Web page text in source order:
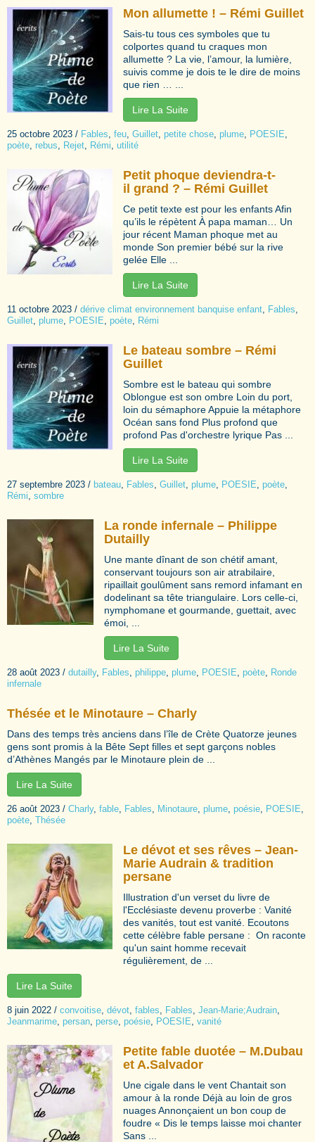
Mon allumette ! – Rémi Guillet
Sais-tu tous ces symboles que tu
colportes quand tu craques mon
allumette ? La vie, l’amour, la lumière,
suivis comme je dois te le dire de moins
que rien … ...
Lire La Suite
25 octobre 2023 / Fables feu Guillet petite chose plume POESIE
poète rebus Rejet Rémi utilité
Petit phoque deviendra-t-
il grand ? – Rémi Guillet
Ce petit texte est pour les enfants Afin
qu’ils le répètent À papa maman… Un
jour récent Maman phoque met au
monde Son premier bébé sur la rive
gelée Elle ...
Lire La Suite
11 octobre 2023 / dérive climat environnement banquise enfant Fables
Guillet plume POESIE poète Rémi
Le bateau sombre – Rémi
Guillet
Sombre est le bateau qui sombre
Oblongue est son ombre Loin du port,
loin du sémaphore Appuie la métaphore
Océan sans fond Plus profond que
profond Pas d'orchestre lyrique Pas ...
Lire La Suite
27 septembre 2023 / bateau Fables Guillet plume POESIE poète
Rémi sombre
La ronde infernale – Philippe
Dutailly
Une mante dînant de son chétif amant,
conservant toujours son air atrabilaire,
ripaillait goulûment sans remord infamant en
dodelinant sa tête triangulaire. Lors celle-ci,
nymphomane et gourmande, guettait, avec
émoi, ...
Lire La Suite
28 août 2023 / dutailly, Fables philippe plume POESIE poète Ronde
infernale
Thésée et le Minotaure – Charly
Dans des temps très anciens dans l’île de Crète Quatorze jeunes
gens sont promis à la Bête Sept filles et sept garçons nobles
d’Athènes Mangés par le Minotaure plein de ...
Lire La Suite
26 août 2023 / Charly, fable Fables Minotaure plume poésie POESIE
poète Thésée
Le dévot et ses rêves – Jean-
Marie Audrain & tradition
persane
Illustration d'un verset du livre de
l'Ecclésiaste devenu proverbe : Vanité
des vanités, tout est vanité. Ecoutons
cette célèbre fable persane : On raconte
qu'un saint homme recevait
régulièrement, de ...
Lire La Suite
8 juin 2022 / convoitise dévot fables Fables Jean-Marie;Audrain
Jeanmarime persan perse poésie POESIE vanité
Petite fable duotée – M.Dubau
et A.Salvador
Une cigale dans le vent Chantait son
amour à la ronde Déjà au loin de gros
nuages Annonçaient un bon coup de
foudre « Dis le temps laisse moi chanter
Sans ...